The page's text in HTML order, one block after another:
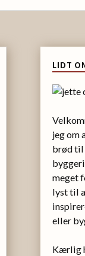
LIDT
jeg om
brød til
meget
lyst til
eller
Kærlig